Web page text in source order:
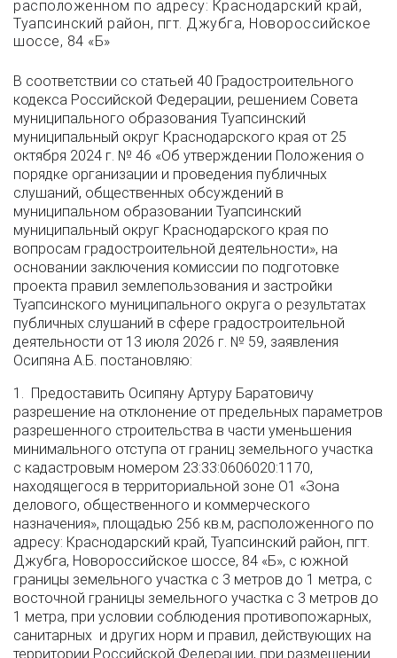
расположенном по адресу: Краснодарский край,
Туапсинский район, пгт. Джубга, Новороссийское
шоссе, 84 «Б»
В соответствии со статьей 40 Градостроительного
кодекса Российской Федерации, решением Совета
муниципального образования Туапсинский
муниципальный округ Краснодарского края от 25
октября 2024 г. № 46 «Об утверждении Положения о
порядке организации и проведения публичных
слушаний, общественных обсуждений в
муниципальном образовании Туапсинский
муниципальный округ Краснодарского края по
вопросам градостроительной деятельности», на
основании заключения комиссии по подготовке
проекта правил землепользования и застройки
Туапсинского муниципального округа о результатах
публичных слушаний в сфере градостроительной
деятельности от 13 июля 2026 г. № 59, заявления
Осипяна А.Б. постановляю:
1. Предоставить Осипяну Артуру Баратовичу
разрешение на отклонение от предельных параметров
разрешенного строительства в части уменьшения
минимального отступа от границ земельного участка
с кадастровым номером 23:33:0606020:1170,
находящегося в территориальной зоне О1 «Зона
делового, общественного и коммерческого
назначения», площадью 256 кв.м, расположенного по
адресу: Краснодарский край, Туапсинский район, пгт.
Джубга, Новороссийское шоссе, 84 «Б», с южной
границы земельного участка с 3 метров до 1 метра, с
восточной границы земельного участка с 3 метров до
1 метра, при условии соблюдения противопожарных,
санитарных и других норм и правил, действующих на
территории Российской Федерации, при размещении